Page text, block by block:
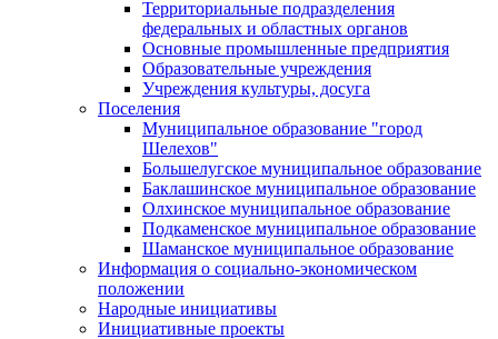
Территориальные подразделения
федеральных и областных органов
Основные промышленные предприятия
Образовательные учреждения
Учреждения культуры, досуга
Поселения
Муниципальное образование "город
Шелехов"
Большелугское муниципальное образование
Баклашинское муниципальное образование
Олхинское муниципальное образование
Подкаменское муниципальное образование
Шаманское муниципальное образование
Информация о социально-экономическом
положении
Народные инициативы
Инициативные проекты